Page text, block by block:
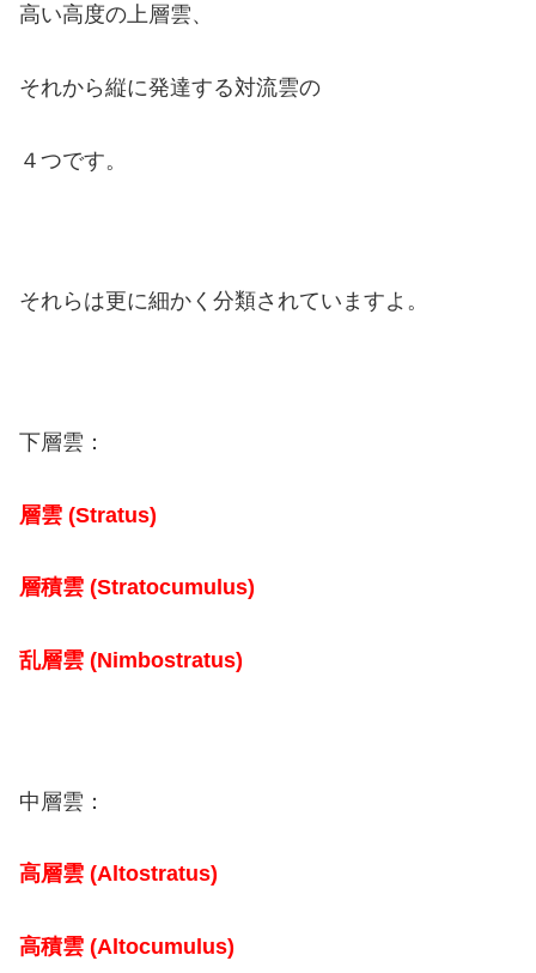
高い高度の上層雲、
それから縦に発達する対流雲の
４つです。
それらは更に細かく分類されていますよ。
下層雲：
層雲 (Stratus)
層積雲 (Stratocumulus)
乱層雲 (Nimbostratus)
中層雲：
高層雲 (Altostratus)
高積雲 (Altocumulus)